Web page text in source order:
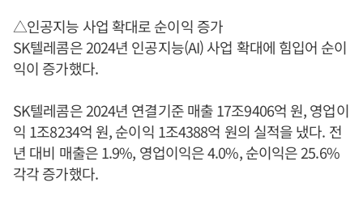
△인공지능 사업 확대로 순이익 증가
SK텔레콤은 2024년 인공지능(AI) 사업 확대에 힘입어 순이
익이 증가했다.
SK텔레콤은 2024년 연결기준 매출 17조9406억 원, 영업이
익 1조8234억 원, 순이익 1조4388억 원의 실적을 냈다. 전
년 대비 매출은 1.9%, 영업이익은 4.0%, 순이익은 25.6%
각각 증가했다.